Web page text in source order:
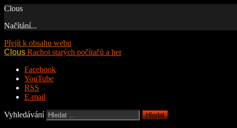
Clous
Načítání...
Přejít k obsahu webu
Clous Rachot starých počítačů a her
Facebook
YouTube
RSS
E-mail
Vyhledávání